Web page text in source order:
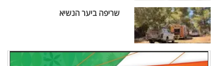
שריפה ביער הנשיא